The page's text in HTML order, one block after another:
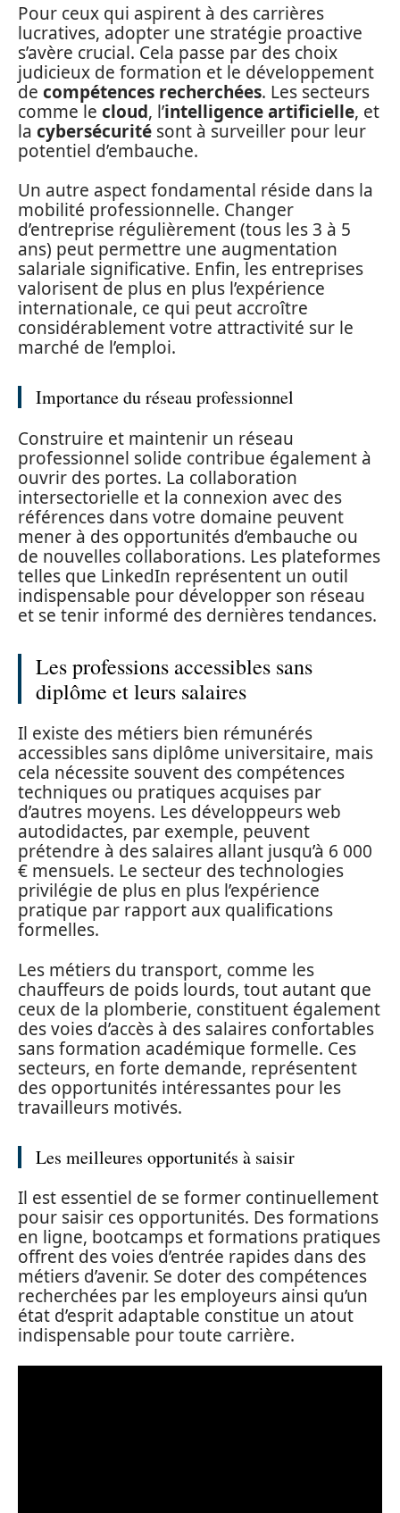
Pour ceux qui aspirent à des carrières
lucratives, adopter une stratégie proactive
s’avère crucial. Cela passe par des choix
judicieux de formation et le développement
de compétences recherchées. Les secteurs
comme le cloud, l’intelligence artificielle, et
la cybersécurité sont à surveiller pour leur
potentiel d’embauche.
Un autre aspect fondamental réside dans la
mobilité professionnelle. Changer
d’entreprise régulièrement (tous les 3 à 5
ans) peut permettre une augmentation
salariale significative. Enfin, les entreprises
valorisent de plus en plus l’expérience
internationale, ce qui peut accroître
considérablement votre attractivité sur le
marché de l’emploi.
Importance du réseau professionnel
Construire et maintenir un réseau
professionnel solide contribue également à
ouvrir des portes. La collaboration
intersectorielle et la connexion avec des
références dans votre domaine peuvent
mener à des opportunités d’embauche ou
de nouvelles collaborations. Les plateformes
telles que LinkedIn représentent un outil
indispensable pour développer son réseau
et se tenir informé des dernières tendances.
Les professions accessibles sans
diplôme et leurs salaires
Il existe des métiers bien rémunérés
accessibles sans diplôme universitaire, mais
cela nécessite souvent des compétences
techniques ou pratiques acquises par
d’autres moyens. Les développeurs web
autodidactes, par exemple, peuvent
prétendre à des salaires allant jusqu’à 6 000
€ mensuels. Le secteur des technologies
privilégie de plus en plus l’expérience
pratique par rapport aux qualifications
formelles.
Les métiers du transport, comme les
chauffeurs de poids lourds, tout autant que
ceux de la plomberie, constituent également
des voies d’accès à des salaires confortables
sans formation académique formelle. Ces
secteurs, en forte demande, représentent
des opportunités intéressantes pour les
travailleurs motivés.
Les meilleures opportunités à saisir
Il est essentiel de se former continuellement
pour saisir ces opportunités. Des formations
en ligne, bootcamps et formations pratiques
offrent des voies d’entrée rapides dans des
métiers d’avenir. Se doter des compétences
recherchées par les employeurs ainsi qu’un
état d’esprit adaptable constitue un atout
indispensable pour toute carrière.